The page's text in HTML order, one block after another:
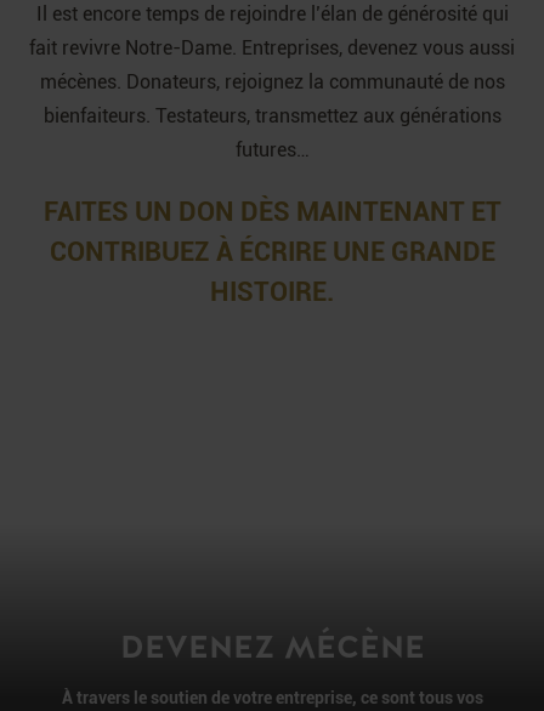
Il est encore temps de rejoindre l’élan de générosité qui
fait revivre Notre-Dame. Entreprises, devenez vous aussi
mécènes. Donateurs, rejoignez la communauté de nos
bienfaiteurs. Testateurs, transmettez aux générations
futures…
FAITES UN DON DÈS MAINTENANT ET
CONTRIBUEZ À ÉCRIRE UNE GRANDE
HISTOIRE.
DEVENEZ MÉCÈNE
À travers le soutien de votre entreprise, ce sont tous vos